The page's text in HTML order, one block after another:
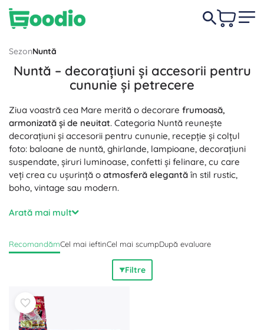
SezonNuntă
Nuntă – decorațiuni și accesorii pentru
cununie și petrecere
Ziua voastră cea Mare merită o decorare frumoasă,
armonizată și de neuitat. Categoria Nuntă reunește
decorațiuni și accesorii pentru cununie, recepție și colțul
foto: baloane de nuntă, ghirlande, lampioane, decorațiuni
suspendate, șiruri luminoase, confetti și felinare, cu care
veți crea cu ușurință o atmosferă elegantă în stil rustic,
boho, vintage sau modern.
Pentru masa festivă și decorul meselor găsiți aici tot ce
aveți nevoie pentru
organza și tul, panglici și eșarfe pentru nuntă, suporturi
pentru lumânări și lumânări, carduri cu nume și numere de
mese, suporturi pentru meniuri, cutiuțe pentru mărturii,
etichete pentru sticle sau decorațiuni pentru tort (topper-e
pentru tort, figurine). Accesoriile de nuntă atent alese, din
materiale de calitate
decorațiuni armonioase
Arată mai mult
RecomandămCel mai ieftinCel mai scumpDupă evaluare
Filtre